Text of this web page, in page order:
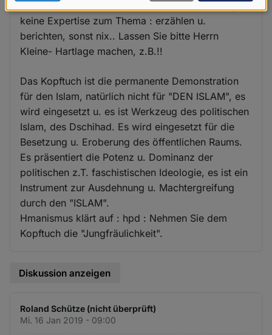
Der hpd hat keine Analyse, Ursache u. Wirkung,
keine Expertise zum Thema : erzählen u.
berichten, sonst nix.. Lassen Sie bitte Herrn
Kleine- Hartlage machen, z.B.!!
Das Kopftuch ist die permanente Demonstration
für den Islam, natürlich nicht für "DEN ISLAM", es
wird eingesetzt u. es ist Werkzeug des politischen
Islam, des Dschihad. Es wird eingesetzt für die
Besetzung u. Eroberung des öffentlichen Raums.
Es präsentiert die Potenz u. Dominanz der
politischen z.T. faschistischen Ideologie, es ist ein
Instrument zur Ausdehnung u. Machtergreifung
durch den "ISLAM".
Hmanismus klärt auf : hpd : Nehmen Sie dem
Kopftuch die "Jungfräulichkeit".
Diskussion anzeigen
Roland Schütze (nicht überprüft)
Mi. 16 Jan 2019 - 09:00
Daten
und
Cookies